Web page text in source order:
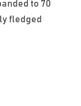
to 70
fledged